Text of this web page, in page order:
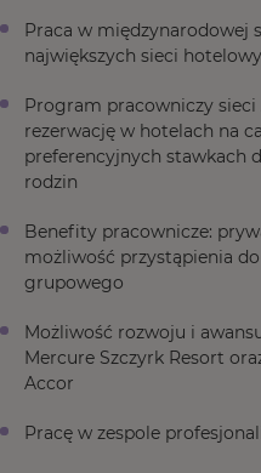
Praca w międzynarodowej
największych sieci
Program pracowniczy sieci
rezerwację w hotelach na
preferencyjnych stawkach
rodzin
Benefity pracownicze:
możliwość przystąpienia
grupowego
Możliwość rozwoju i
Mercure Szczyrk Resort
Accor
Pracę w zespole